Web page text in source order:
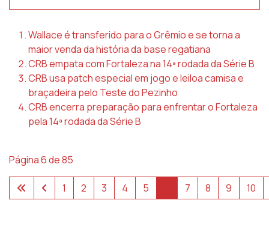
Wallace é transferido para o Grêmio e se torna a
maior venda da história da base regatiana
CRB empata com Fortaleza na 14ª rodada da Série B
CRB usa patch especial em jogo e leiloa camisa e
braçadeira pelo Teste do Pezinho
CRB encerra preparação para enfrentar o Fortaleza
pela 14ª rodada da Série B
Página 6 de 85
1 2 3 4 5 7 8 9 10